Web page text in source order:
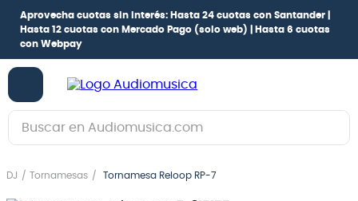
Aprovecha cuotas sin interés: Hasta 24 cuotas con Santander |
Hasta 12 cuotas con Mercado Pago (solo web) |
Hasta 6 cuotas
con Webpay
Buscar en Audiomusica.com
DJ Tornamesas Tornamesa Reloop RP-7